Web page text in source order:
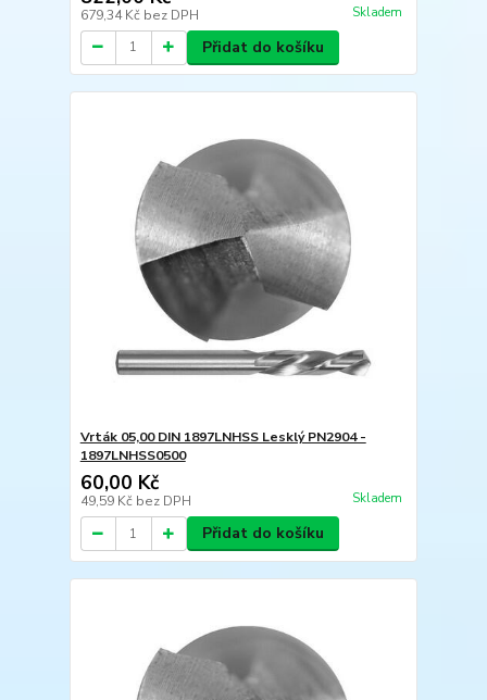
679,34 Kč bez DPH Skladem
Přidat do košíku
Vrták 05,00 DIN 1897LNHSS Lesklý PN2904 -
1897LNHSS0500
60,00 Kč
49,59 Kč bez DPH Skladem
Přidat do košíku